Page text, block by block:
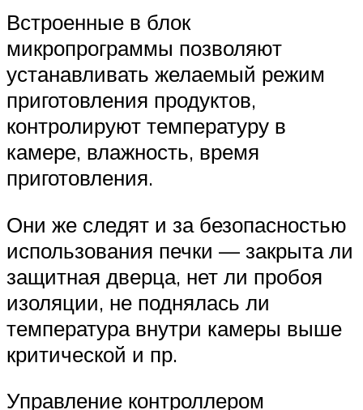
Встроенные в блок
микропрограммы позволяют
устанавливать желаемый режим
приготовления продуктов,
контролируют температуру в
камере, влажность, время
приготовления.
Они же следят и за безопасностью
использования печки — закрыта ли
защитная дверца, нет ли пробоя
изоляции, не поднялась ли
температура внутри камеры выше
критической и пр.
Управление контроллером